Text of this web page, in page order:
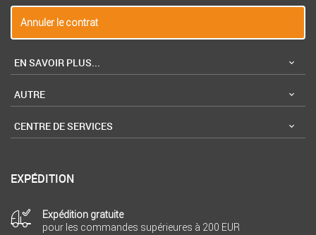
Annuler le contrat
EN SAVOIR PLUS...
AUTRE
CENTRE DE SERVICES
EXPÉDITION
Expédition gratuite
pour les commandes supérieures à 200 EUR